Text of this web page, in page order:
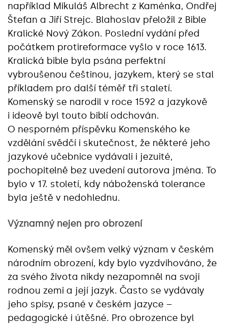
například Mikuláš Albrecht z Kaménka, Ondřej
Štefan a Jiří Strejc. Blahoslav přeložil z Bible
Kralické Nový Zákon. Poslední vydání před
počátkem protireformace vyšlo v roce 1613.
Kralická bible byla psána perfektní
vybroušenou češtinou, jazykem, který se stal
příkladem pro další téměř tři staletí.
Komenský se narodil v roce 1592 a jazykově
i ideově byl touto biblí odchován.
O nesporném příspěvku Komenského ke
vzdělání svědčí i skutečnost, že některé jeho
jazykové učebnice vydávali i jezuité,
pochopitelně bez uvedení autorova jména. To
bylo v 17. století, kdy náboženská tolerance
byla ještě v nedohlednu.
Významný nejen pro obrození
Komenský měl ovšem velký význam v českém
národním obrození, kdy bylo vyzdvihováno, že
za svého života nikdy nezapomněl na svoji
rodnou zemi a její jazyk. Často se vydávaly
jeho spisy, psané v českém jazyce –
pedagogické i útěšné. Pro obrozence byl